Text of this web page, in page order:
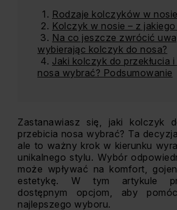
Rodzaje kolczyków w nosie
Kolczyk w nosie – z jakiego
Na co jeszcze zwrócić
wybierając kolczyk do nosa?
Jaki kolczyk do przekłucia
nosa wybrać? Podsumowanie
Zastanawiasz się, jaki kolczyk
przebicia nosa wybrać? Ta
ale to ważny krok w kierunku
unikalnego stylu. Wybór
może wpływać na komfort,
estetykę. W tym artykule
dostępnym opcjom, aby
najlepszego wyboru.